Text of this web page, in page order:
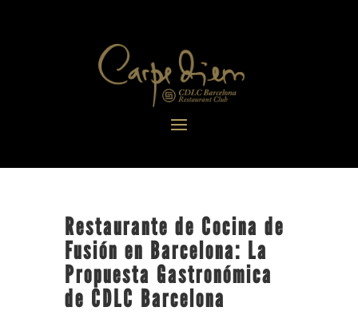
Restaurante de Cocina de
Fusión en Barcelona: La
Propuesta Gastronómica
de CDLC Barcelona